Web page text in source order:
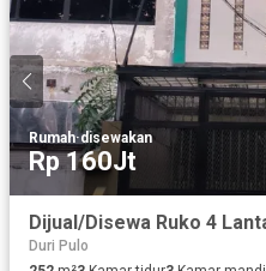
Rumah·disewakan
Rp 160Jt
Duri Pulo